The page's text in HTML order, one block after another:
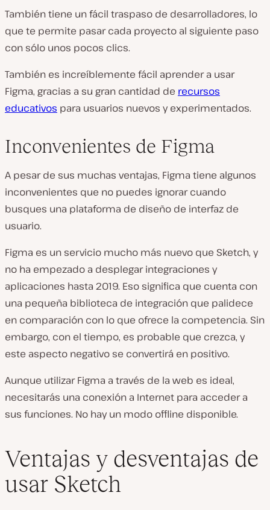
También tiene un fácil traspaso de desarrolladores, lo
que te permite pasar cada proyecto al siguiente paso
con sólo unos pocos clics.
También es increíblemente fácil aprender a usar
Figma, gracias a su gran cantidad de recursos
educativos para usuarios nuevos y experimentados.
Inconvenientes de Figma
A pesar de sus muchas ventajas, Figma tiene algunos
inconvenientes que no puedes ignorar cuando
busques una plataforma de diseño de interfaz de
usuario.
Figma es un servicio mucho más nuevo que Sketch, y
no ha empezado a desplegar integraciones y
aplicaciones hasta 2019. Eso significa que cuenta con
una pequeña biblioteca de integración que palidece
en comparación con lo que ofrece la competencia. Sin
embargo, con el tiempo, es probable que crezca, y
este aspecto negativo se convertirá en positivo.
Aunque utilizar Figma a través de la web es ideal,
necesitarás una conexión a Internet para acceder a
sus funciones. No hay un modo offline disponible.
Ventajas y desventajas de
usar Sketch